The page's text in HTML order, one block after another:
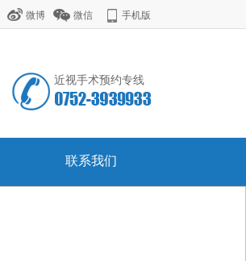
微博 微信 手机版
近视手术预约专线
联系我们